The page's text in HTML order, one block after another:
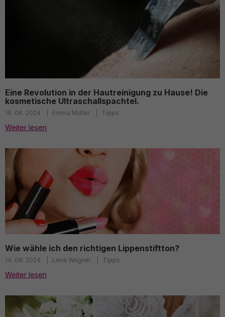
Eine Revolution in der Hautreinigung zu Hause! Die
kosmetische Ultraschallspachtel.
16. 06. 2024 Emma Müller Tipps
Weiter lesen
Wie wähle ich den richtigen Lippenstiftton?
14. 08. 2024 Lena Wagner Tipps
Weiter lesen